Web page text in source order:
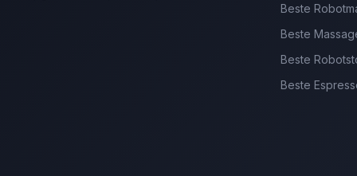
Beste
Beste
Beste
Beste